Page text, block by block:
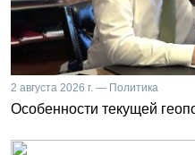
2 августа 2026 г. — Политика
Особенности текущей